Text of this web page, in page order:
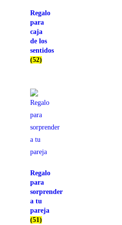
Regalo
para
caja
de los
sentidos
(52)
Regalo
para
sorprender
a tu
pareja
(51)